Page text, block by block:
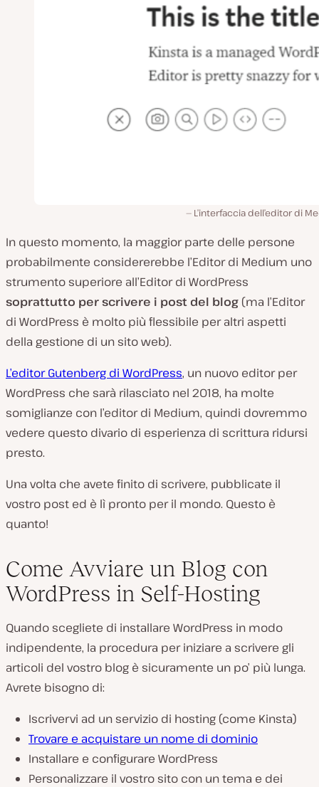
L’interfaccia dell’editor di
In questo momento, la maggior parte delle persone
probabilmente considererebbe l’Editor di Medium uno
strumento superiore all’Editor di WordPress
soprattutto per scrivere i post del blog (ma l’Editor
di WordPress è molto più flessibile per altri aspetti
della gestione di un sito web).
L’editor Gutenberg di WordPress, un nuovo editor per
WordPress che sarà rilasciato nel 2018, ha molte
somiglianze con l’editor di Medium, quindi dovremmo
vedere questo divario di esperienza di scrittura ridursi
presto.
Una volta che avete finito di scrivere, pubblicate il
vostro post ed è lì pronto per il mondo. Questo è
quanto!
Come Avviare un Blog con
WordPress in Self-Hosting
Quando scegliete di installare WordPress in modo
indipendente, la procedura per iniziare a scrivere gli
articoli del vostro blog è sicuramente un po’ più lunga.
Avrete bisogno di:
Iscrivervi ad un servizio di hosting (come Kinsta)
Trovare e acquistare un nome di dominio
Installare e configurare WordPress
Personalizzare il vostro sito con un tema e dei